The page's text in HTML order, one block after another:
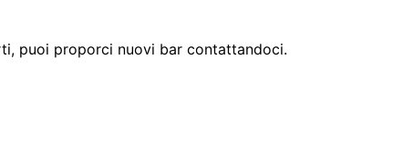
puoi proporci nuovi bar contattandoci.